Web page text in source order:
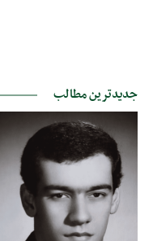
جدیدترین مطالب